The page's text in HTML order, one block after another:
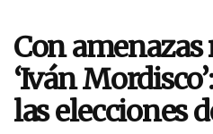
Con amenazas
‘Iván
las elecciones